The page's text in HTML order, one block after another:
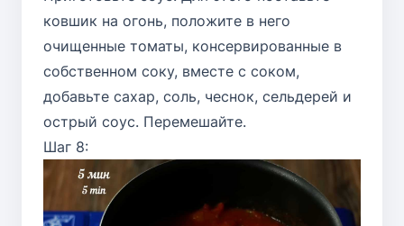
ковшик на огонь, положите в него
очищенные томаты, консервированные в
собственном соку, вместе с соком,
добавьте сахар, соль, чеснок, сельдерей и
острый соус. Перемешайте.
Шаг 8: